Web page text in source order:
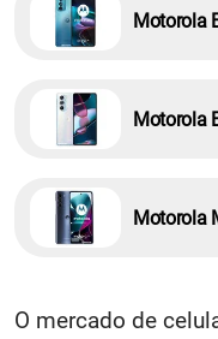
Motorola
Motorola
Motorola
O mercado de